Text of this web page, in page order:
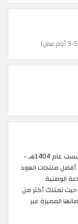
الدخيل للعود AlDakheel Oud شركة سعودية تأسست عام 1404هـ -
أفضل منتجات العود
الوطنية
حيث تمتلك أكثر من
المميزة عبر